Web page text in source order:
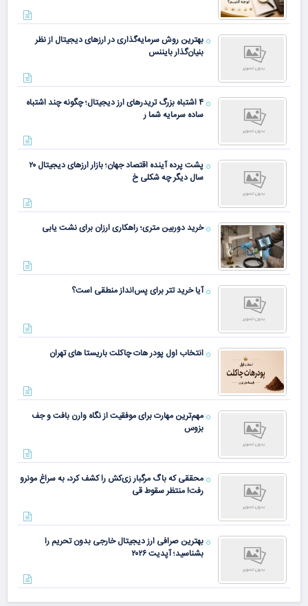
بهترین روش سرمایه‌گذاری در ارزهای دیجیتال از نظر
بنیان‌گذار بایننس
۴ اشتباه بزرگ تریدرهای ارز دیجیتال؛ چگونه چند اشتباه
ساده سرمایه شما ر
پشت پرده آینده اقتصاد جهان؛ بازار ارزهای دیجیتال ۲۰
سال دیگر چه شکلی خ
خرید دوربین متری؛ راهکاری ارزان برای نشت یابی
آیا خرید تتر برای پس‌انداز منطقی است؟
انتخاب اول پودر هات چاکلت باریستا های تهران
مهم‌ترین مهارت برای موفقیت از نگاه وارن بافت و جف
بزوس
محققی که باگ مرگبار زی‌کش را کشف کرد، به سراغ مونرو
رفت! منتظر سقوط قی
بهترین صرافی ارز دیجیتال خارجی بدون تحریم را
بشناسید؛ آپدیت ۲۰۲۶